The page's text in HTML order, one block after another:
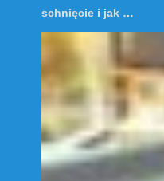
schnięcie i jak …